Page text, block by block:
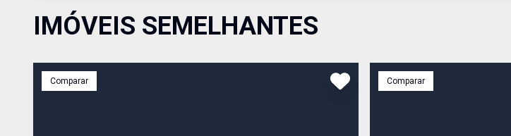
IMÓVEIS SEMELHANTES
Comparar Comparar